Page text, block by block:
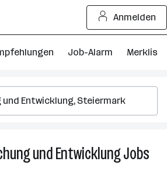
Anmelden
Job-Alarm Merkliste
und EntwicklungJobs